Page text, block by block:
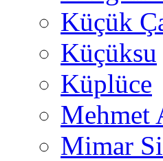
Küçük
Küçüksu
Küplüce
Mehmet
Mimar